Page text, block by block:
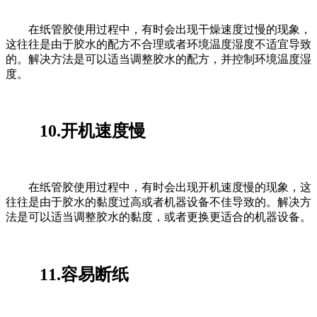
在纸管胶使用过程中，有时会出现干燥速度过慢的现象，
这往往是由于胶水的配方不合理或者环境温度湿度不适宜导致
的。解决方法是可以适当调整胶水的配方，并控制环境温度湿
度。
10.开机速度慢
在纸管胶使用过程中，有时会出现开机速度慢的现象，这
往往是由于胶水的黏度过高或者机器设备不佳导致的。解决方
法是可以适当调整胶水的黏度，或者更换更适合的机器设备。
11.容易断纸